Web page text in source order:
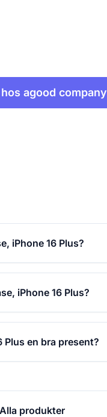
agood company
iPhone 16 Plus?
iPhone 16 Plus?
Plus en bra present?
Alla produkter